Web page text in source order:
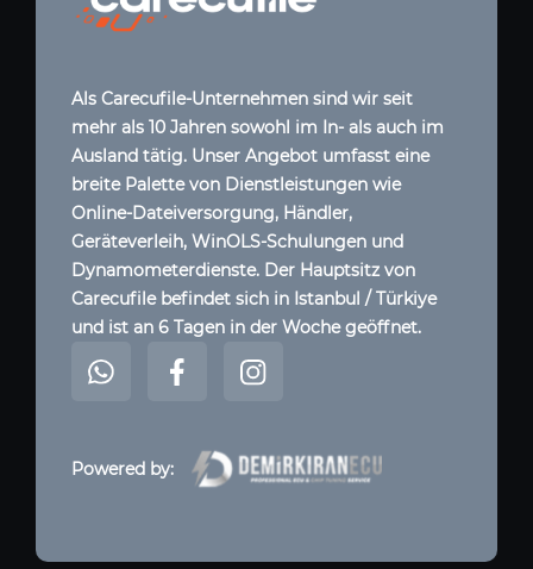
Als Carecufile-Unternehmen sind wir seit
mehr als 10 Jahren sowohl im In- als auch im
Ausland tätig. Unser Angebot umfasst eine
breite Palette von Dienstleistungen wie
Online-Dateiversorgung, Händler,
Geräteverleih, WinOLS-Schulungen und
Dynamometerdienste. Der Hauptsitz von
Carecufile befindet sich in Istanbul / Türkiye
und ist an 6 Tagen in der Woche geöffnet.
Powered by: